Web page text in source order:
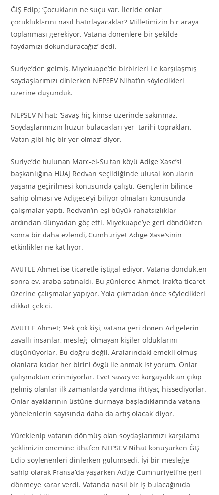
ĞIŞ Edip; ‘Çocukların ne suçu var. İleride onlar
çocukluklarını nasıl hatırlayacaklar? Milletimizin bir araya
toplanması gerekiyor. Vatana dönenlere bir şekilde
faydamızı dokunduracağız’ dedi.
Suriye’den gelmiş, Mıyekuape’de birbirleri ile karşılaşmış
soydaşlarımızı dinlerken NEPSEV Nihat’ın söyledikleri
üzerine düşündük.
NEPSEV Nihat; ‘Savaş hiç kimse üzerinde sakınmaz.
Soydaşlarımızın huzur bulacakları yer tarihi toprakları.
Vatan gibi hiç bir yer olmaz’ diyor.
Suriye’de bulunan Marc-el-Sultan köyü Adige Xase’si
başkanlığına HUAJ Redvan seçildiğinde ulusal konuların
yaşama geçirilmesi konusunda çalıştı. Gençlerin bilince
sahip olması ve Adigece’yi biliyor olmaları konusunda
çalışmalar yaptı. Redvan’ın eşi büyük rahatsızlıklar
ardından dünyadan göç etti. Mıyekuape’ye geri döndükten
sonra bir daha evlendi, Cumhuriyet Adıge Xase’sinin
etkinliklerine katılıyor.
AVUTLE Ahmet ise ticaretle iştigal ediyor. Vatana döndükten
sonra ev, araba satınaldı. Bu günlerde Ahmet, Irak’ta ticaret
üzerine çalışmalar yapıyor. Yola çıkmadan önce söyledikleri
dikkat çekici.
AVUTLE Ahmet; ‘Pek çok kişi, vatana geri dönen Adigelerin
zavallı insanlar, mesleği olmayan kişiler olduklarını
düşünüyorlar. Bu doğru değil. Aralarındaki emekli olmuş
olanlara kadar her birini övgü ile anmak istiyorum. Onlar
çalışmaktan erinmiyorlar. Evet savaş ve kargaşalıktan çıkıp
gelmiş olanlar ilk zamanlarda yardıma ihtiyaç hissediyorlar.
Onlar ayaklarının üstüne durmaya başladıklarında vatana
yönelenlerin sayısında daha da artış olacak’ diyor.
Yüreklenip vatanın dönmüş olan soydaşlarımızı karşılama
şeklimizin önemine ithafen NEPSEV Nihat konuşurken ĞIŞ
Edip söylenenleri dinlerken gülümsedi. İyi bir mesleğe
sahip olarak Fransa’da yaşarken Ad’ge Cumhuriyeti’ne geri
dönmeye karar verdi. Vatanda nasıl bir iş bulacağınıda